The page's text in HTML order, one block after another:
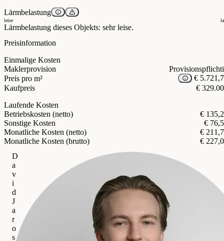
Lärmbelastung
leise
Lärmbelastung dieses Objekts: sehr leise.
Preisinformation
Einmalige Kosten
Maklerprovision
Preis pro m²
€
Kaufpreis
€
Laufende Kosten
Betriebskosten (netto)
€
Sonstige Kosten
€
Monatliche Kosten (netto)
€
Monatliche Kosten (brutto)
€
D
a
v
i
d
J
a
r
o
s